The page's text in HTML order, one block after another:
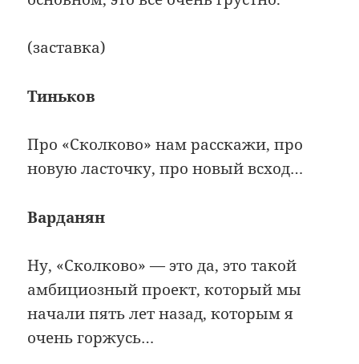
(заставка)
Тиньков
Про «Сколково» нам расскажи, про
новую ласточку, про новый всход…
Варданян
Ну, «Сколково» — это да, это такой
амбициозный проект, который мы
начали пять лет назад, которым я
очень горжусь…